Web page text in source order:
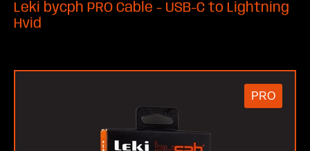
Leki bycph PRO Cable - USB-C to Lightning
Hvid
PRO